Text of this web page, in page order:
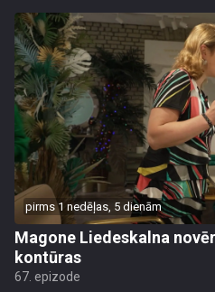
pirms 1 nedēļas, 5 dienām
Magone Liedeskalna
kontūras
67. epizode